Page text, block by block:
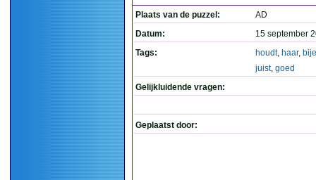
Plaats van de puzzel:
AD
Datum:
15 september
Tags:
houdt, haar,
juist, goed
Gelijkluidende vragen:
Geplaatst door: